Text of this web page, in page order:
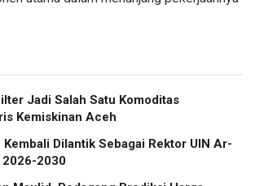
Jadi Salah Satu Komoditas
Kemiskinan Aceh
Dilantik Sebagai Rektor UIN Ar-
2026-2030